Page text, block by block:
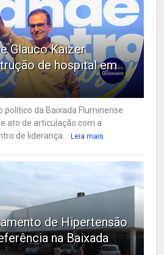
Glauco Kaizer
de hospital em
político da Baixada Fluminense
ato de articulação com a
de liderança... Leia mais
de Hipertensão
na Baixada